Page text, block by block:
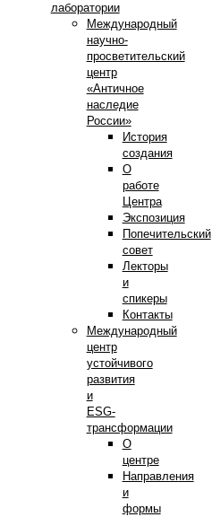
лаборатории
Международный
научно-
просветительский
центр
«Античное
наследие
России»
История
создания
О
работе
Центра
Экспозиция
Попечительский
совет
Лекторы
и
спикеры
Контакты
Международный
центр
устойчивого
развития
и
ESG-
трансформации
О
центре
Направления
и
формы